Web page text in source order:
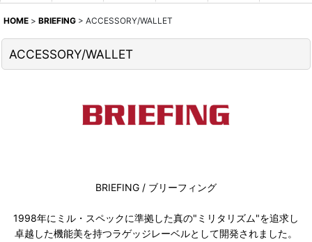
HOME > BRIEFING > ACCESSORY/WALLET
ACCESSORY/WALLET
BRIEFING / ブリーフィング
1998年にミル・スペックに準拠した真の"ミリタリズム"を追求し
卓越した機能美を持つラゲッジレーベルとして開発されました。